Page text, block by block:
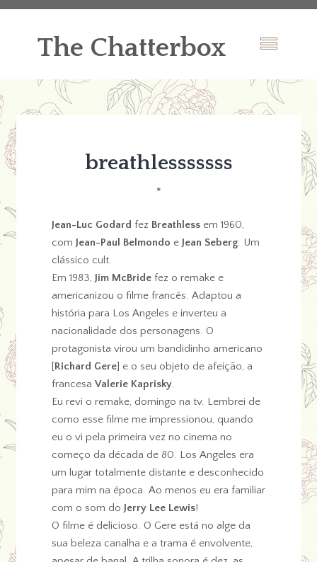
The Chatterbox
breathlesssssss
*
Jean-Luc Godard fez Breathlessem 1960,
com Jean-Paul Belmondo e Jean Seberg. Um
clássico cult.
Em 1983, Jim McBridefez o remake e
americanizou o filme francês. Adaptou a
história para Los Angeles e inverteu a
nacionalidade dos personagens. O
protagonista virou um bandidinho americano
[Richard Gere] e o seu objeto de afeição, a
francesa Valerie Kaprisky.
Eu revi o remake, domingo na tv. Lembrei de
como esse filme me impressionou, quando
eu o vi pela primeira vez no cinema no
começo da década de 80. Los Angeles era
um lugar totalmente distante e desconhecido
para mim na época. Ao menos eu era familiar
com o som do Jerry Lee Lewis!
O filme é delicioso. O Gere está no alge da
sua beleza canalha e a trama é envolvente,